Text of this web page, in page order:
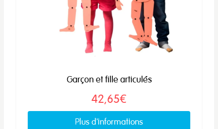
Garçon et fille articulés
42,65€
Plus d'informations